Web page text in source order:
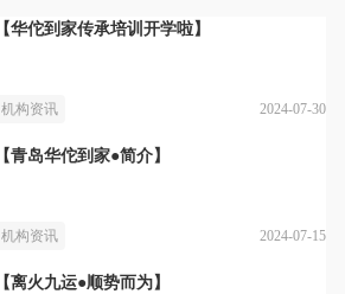
【华佗到家传承培训开学啦】
机构资讯 2024-07-30
【青岛华佗到家●简介】
机构资讯 2024-07-15
【离火九运●顺势而为】